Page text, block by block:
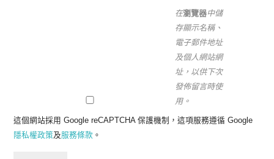
在瀏覽器中儲
存顯示名稱、
電子郵件地址
及個人網站網
址，以供下次
發佈留言時使
用。
這個網站採用 Google reCAPTCHA 保護機制，這項服務遵循 Google
隱私權政策及服務條款 。